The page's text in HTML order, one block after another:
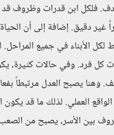
فلكل ابن قدرات وظروف
غير دقيق. إضافة إلى أن
الأبناء في جميع المراحل.
كل فرد. وفي حالات كثيرة،
وهنا يصبح العدل مرتبطاً
العملي. لذلك ما قد
بين الأسر، يصبح من